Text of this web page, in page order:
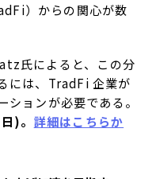
）からの関心が数
氏によると、この分
には、TradFi 企業が
ョンが必要である。
)。 詳細はこちらか